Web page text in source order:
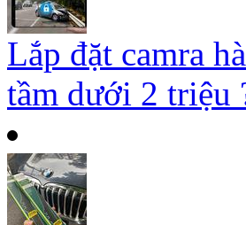
Lắp đặt camra
tầm dưới 2 triệu